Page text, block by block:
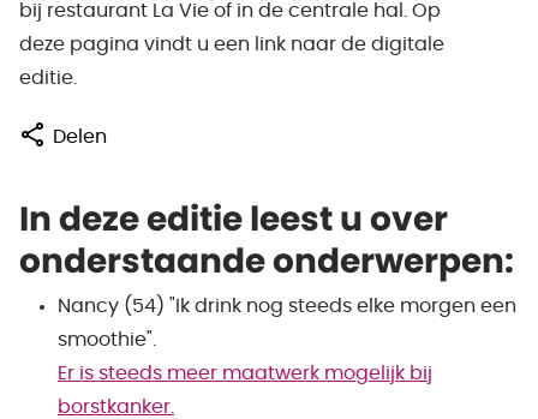
bij restaurant La Vie of in de centrale hal. Op
deze pagina vindt u een link naar de digitale
editie.
Delen
In deze editie leest u over
onderstaande onderwerpen:
Nancy (54) "Ik drink nog steeds elke morgen een
smoothie".
Er is steeds meer maatwerk mogelijk bij
borstkanker.